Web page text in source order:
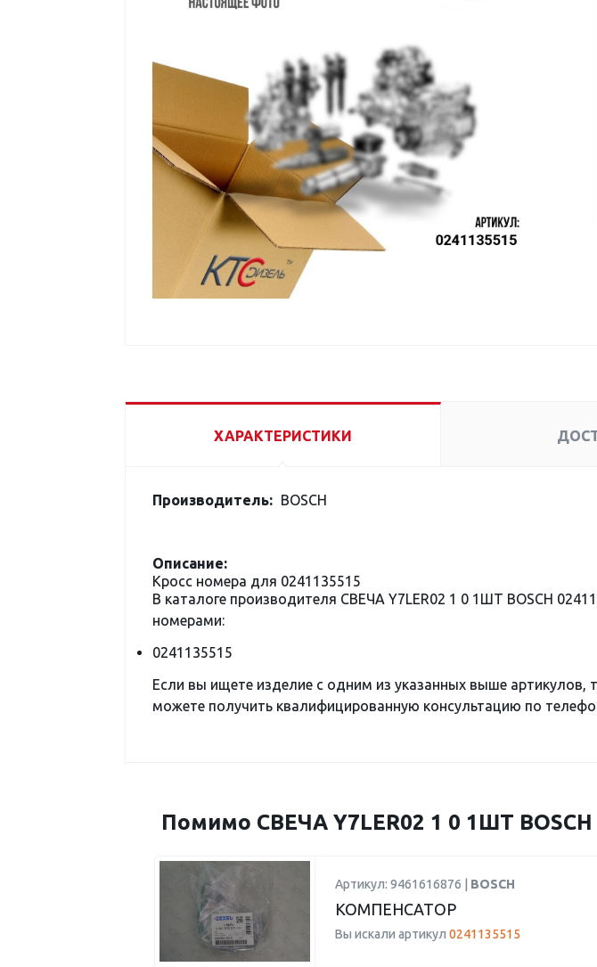
ХАРАКТЕРИСТИКИ
Производитель: BOSCH
Описание:
Кросс номера для 0241135515
В каталоге производителя СВЕЧА Y7LER02 1 0 1ШТ BOSCH
номерами:
0241135515
Если вы ищете изделие с одним из указанных выше
можете получить квалифицированную консультацию по
Помимо СВЕЧА Y7LER02 1 0 1ШТ
Артикул: 9461616876 | BOSCH
КОМПЕНСАТОР
Вы искали артикул 0241135515